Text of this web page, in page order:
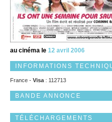
au cinéma le 12 avril 2006
INFORMATIONS
France - Visa : 112713
BANDE ANNONCE
TÉLÉCHARGEMENTS